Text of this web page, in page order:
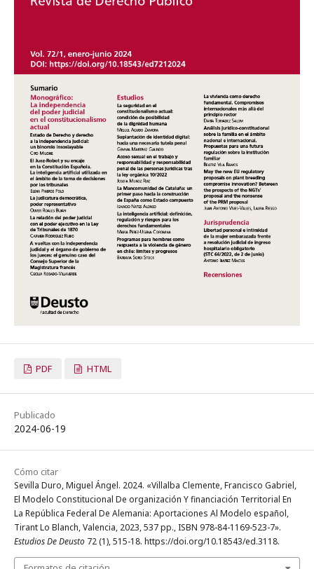
PDF HTML
Publicado
2024-06-19
Cómo citar
Sevilla Duro, Miguel Ángel. 2024. «Villalba Clemente, Francisco Gabriel,
El Modelo Constitucional De organización Y financiación Territorial En
La República Federal De Alemania: Aportaciones Al Modelo español,
Tirant Lo Blanch, Valencia, 2023, 537 pp., ISBN 978-84-1169-523-7».
Estudios De Deusto 72 (1), 515-18. https://doi.org/10.18543/ed.3118.